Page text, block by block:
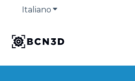
Italiano Mostra sottomenu